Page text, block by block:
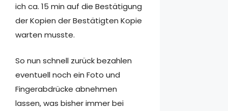
ich ca. 15 min auf die Bestätigung
der Kopien der Bestätigten Kopie
warten musste.
So nun schnell zurück bezahlen
eventuell noch ein Foto und
Fingerabdrücke abnehmen
lassen, was bisher immer bei